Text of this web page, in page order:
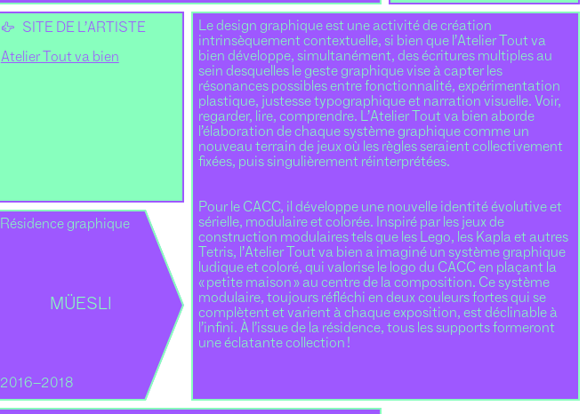
Le design graphique est une activité de création
intrinsèquement contextuelle, si bien que l’Atelier Tout va
bien développe, simultanément, des écritures multiples au
sein desquelles le geste graphique vise à capter les
résonances possibles entre fonctionnalité, expérimentation
plastique, justesse typographique et narration visuelle. Voir,
regarder, lire, comprendre. L’Atelier Tout va bien aborde
l’élaboration de chaque système graphique comme un
nouveau terrain de jeux où les règles seraient collectivement
fixées, puis singulièrement réinterprétées.
Pour le CACC, il développe une nouvelle identité évolutive et
sérielle, modulaire et colorée. Inspiré par les jeux de
construction modulaires tels que les Lego, les Kapla et autres
Tetris, l’Atelier Tout va bien a imaginé un système graphique
ludique et coloré, qui valorise le logo du CACC en plaçant la
« petite maison » au centre de la composition. Ce système
modulaire, toujours réfléchi en deux couleurs fortes qui se
complètent et varient à chaque exposition, est déclinable à
l’infini. À l’issue de la résidence, tous les supports formeront
une éclatante collection !
👉 SITE DE L’ARTISTE
Atelier Tout va bien
MÜESLI
Résidence graphique
2016–2018